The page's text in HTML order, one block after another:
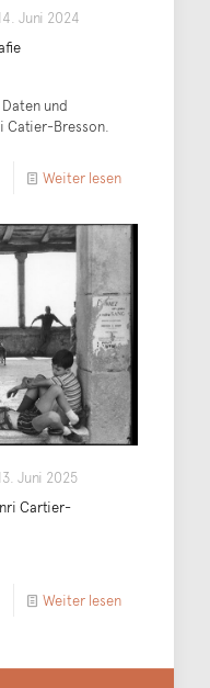
Juni 2024
und
Catier-Bresson.
Weiter lesen
Juni 2025
Cartier-
Weiter lesen